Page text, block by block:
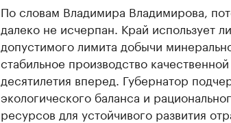
По словам Владимира Владимирова,
далеко не исчерпан. Край использует
допустимого лимита добычи
стабильное производство
десятилетия вперед. Губернатор
экологического баланса и
ресурсов для устойчивого развития